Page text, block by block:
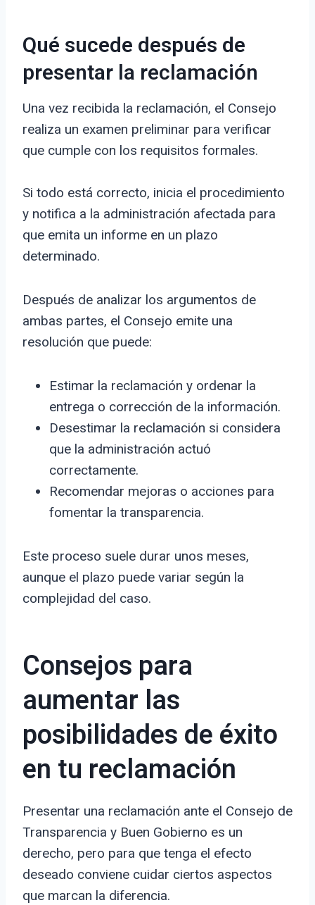
Qué sucede después de
presentar la reclamación
Una vez recibida la reclamación, el Consejo
realiza un examen preliminar para verificar
que cumple con los requisitos formales.
Si todo está correcto, inicia el procedimiento
y notifica a la administración afectada para
que emita un informe en un plazo
determinado.
Después de analizar los argumentos de
ambas partes, el Consejo emite una
resolución que puede:
Estimar la reclamación y ordenar la
entrega o corrección de la información.
Desestimar la reclamación si considera
que la administración actuó
correctamente.
Recomendar mejoras o acciones para
fomentar la transparencia.
Este proceso suele durar unos meses,
aunque el plazo puede variar según la
complejidad del caso.
Consejos para
aumentar las
posibilidades de éxito
en tu reclamación
Presentar una reclamación ante el Consejo de
Transparencia y Buen Gobierno es un
derecho, pero para que tenga el efecto
deseado conviene cuidar ciertos aspectos
que marcan la diferencia.